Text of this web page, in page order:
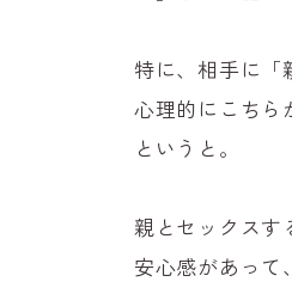
特に、相手に「
心理的にこちら
というと。
親とセックスす
安心感があって